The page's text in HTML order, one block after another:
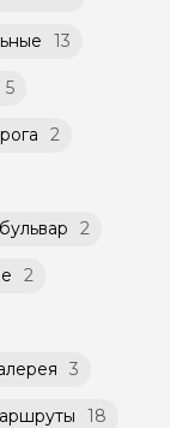
13
5
2
2
2
3
18